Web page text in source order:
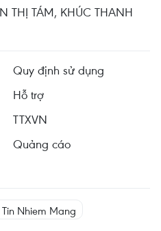
THỊ TÁM, KHÚC THANH
Quy định sử dụng
Hỗ trợ
TTXVN
Quảng cáo